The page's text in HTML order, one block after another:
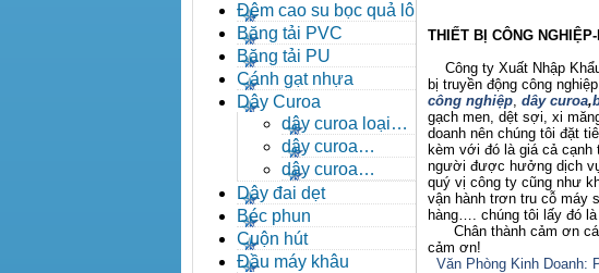
Đệm cao su bọc quả lô
băng tải
Băng tải PVC
Băng tải PU
Cánh gạt nhựa
Dây Curoa
dây curoa loại
A,B,C,D,E
dây curoa
SPZ,SPA,SPB,SPC
dây curoa
XPZ,XPA,XPB,XPC
Dây đai dẹt
Béc phun
Cuộn hút
Đầu máy khâu
THIẾT BỊ CÔNG
Công ty Xuất Nhập
bị truyền động công
công nghiệp, dây curoa,
gạch men, dệt sợi, xi
doanh nên chúng tôi đặt
kèm với đó là giá cả cạnh
người được hưởng dịch
quý vị công ty cũng như
vận hành trơn tru cỗ máy
hàng…. chúng tôi lấy đó
Chân thành cảm ơn các
cảm ơn!
Văn Phòng Kinh Doanh: